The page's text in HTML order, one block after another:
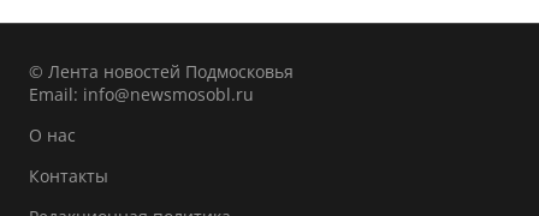
© Лента новостей Подмосковья
Email: info@newsmosobl.ru
О нас
Контакты